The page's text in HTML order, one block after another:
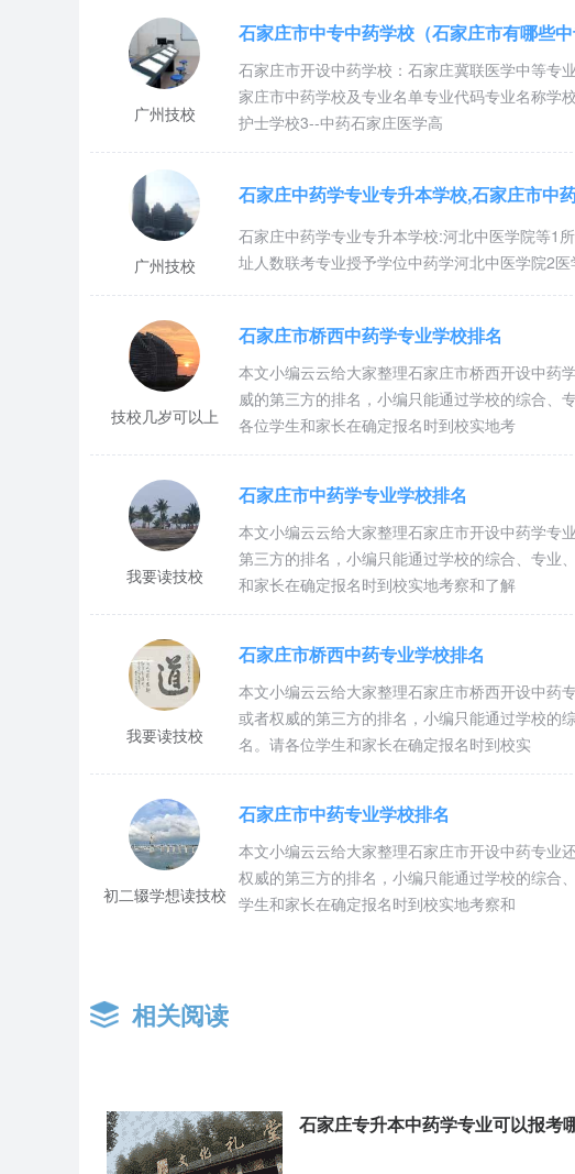
3年
2300元，实交
4700元
康复技术专业 3年
7000元/年，国家
4700元
普通大专
高级护理专业
3+3年
7000元/年，国家
补贴
口腔医学专业
中药学专业
中医学专业
普通大专 单招对口预科班 1+3 6500元/年
学校荣誉
石家庄冀联医学院拥有自己的教学附属医院（冀联医院）和河北省冀
厚，设备先进，是一所培养应用型医务专业技术人才的摇篮。曾荣获“国
石家庄市中药学校及专业名单
中药 石家庄医学高等专科学校中专部 3
-- 中药
广州技校
石家庄市中专中药学校（石家庄市有哪些中
石家庄市开设中药学校：石家庄冀联医学中等专
家庄市中药学校及专业名单专业代码专业名称学
护士学校3--中药石家庄医学高
广州技校
石家庄中药学专业专升本学校,石家庄市中
石家庄中药学专业专升本学校:河北中医学院等1
址人数联考专业授予学位中药学河北中医学院2
技校几岁可以上
石家庄市桥西中药学专业学校排名
本文小编云云给大家整理石家庄市桥西开设中药
威的第三方的排名，小编只能通过学校的综合、
各位学生和家长在确定报名时到校实地考
我要读技校
石家庄市中药学专业学校排名
本文小编云云给大家整理石家庄市开设中药学专
第三方的排名，小编只能通过学校的综合、专业
和家长在确定报名时到校实地考察和了解
我要读技校
石家庄市桥西中药专业学校排名
本文小编云云给大家整理石家庄市桥西开设中药
或者权威的第三方的排名，小编只能通过学校的
名。请各位学生和家长在确定报名时到校实
初二辍学想读技校
石家庄市中药专业学校排名
本文小编云云给大家整理石家庄市开设中药专业
权威的第三方的排名，小编只能通过学校的综合
学生和家长在确定报名时到校实地考察和
相关阅读
石家庄专升本中药学专业可以报考